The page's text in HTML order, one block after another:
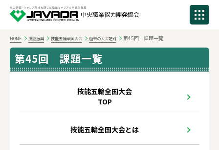
HOME 技能振興 技能五輪全国大会 過去の大会記録 第45回 課題一覧
第45回 課題一覧
技能五輪全国大会
TOP
技能五輪全国大会とは